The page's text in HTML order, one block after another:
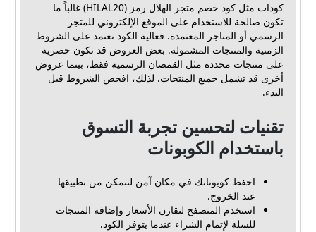
كودات مثل كود خصم متجر الهلال رمز (HILAL20) غالباً ما
تكون صالحة للاستخدام على الموقع الإلكتروني للمتجر
الرسمي أو المتاجر المعتمدة. فعالية الكود تعتمد على الشروط
الزمنية والمنتجات المشمولة. بعض العروض قد تكون حصرية
على منتجات محددة مثل القمصان الرسمية فقط، بينما عروض
أخرى قد تشمل جميع المنتجات. لذلك، افحص الشروط قبل
البدء.
تقنيات لتحسين تجربة التسوق
باستخدام الكوبونات
احفظ كوبوناتك في مكان آمن لتتمكن من تطبيقها
عند الخروج.
استخدم المتصفح لتقارن الأسعار وإضافة المنتجات
للسلة لإتمام الشراء عندما يتوفر الكود.